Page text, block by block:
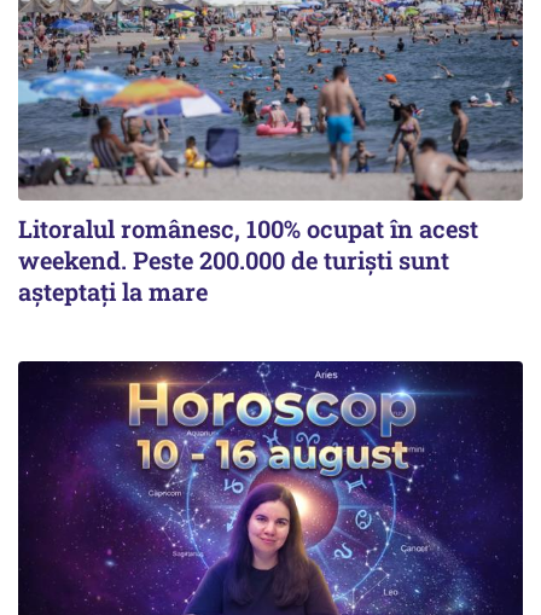
Litoralul românesc, 100% ocupat în acest
weekend. Peste 200.000 de turiști sunt
așteptați la mare